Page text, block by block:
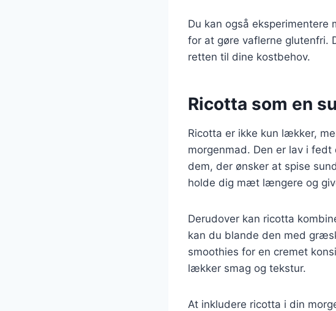
Du kan også eksperimentere
for at gøre vaflerne glutenfri.
retten til dine kostbehov.
Ricotta som en
Ricotta er ikke kun lækker,
morgenmad. Den er lav i
dem, der ønsker at spise
holde dig mæt længere og
Derudover kan ricotta
kan du blande den med
smoothies for en cremet
lækker smag og tekstur.
At inkludere ricotta i din